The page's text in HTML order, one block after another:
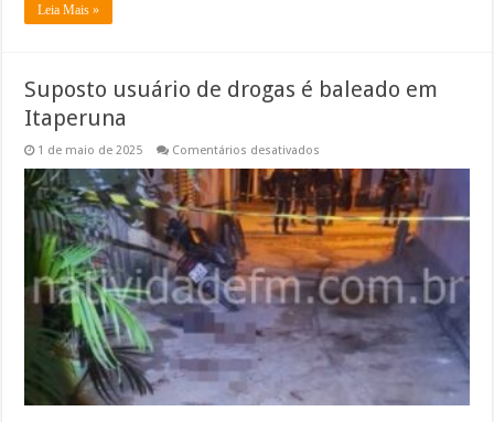
Leia Mais »
Suposto usuário de drogas é baleado em
Itaperuna
1 de maio de 2025 Comentários desativados
usuário
de
drogas
é
baleado
em
Itaperuna